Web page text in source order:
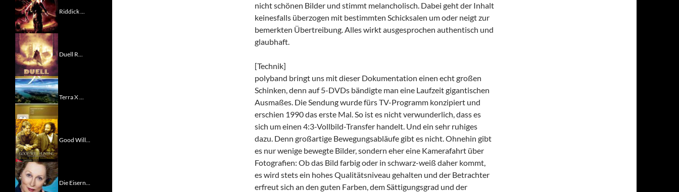
nicht schönen Bilder und stimmt melancholisch. Dabei geht der Inhalt
keinesfalls überzogen mit bestimmten Schicksalen um oder neigt zur
bemerkten Übertreibung. Alles wirkt ausgesprochen authentisch und
glaubhaft.
[Technik]
polyband bringt uns mit dieser Dokumentation einen echt großen
Schinken, denn auf 5-DVDs bändigte man eine Laufzeit gigantischen
Ausmaßes. Die Sendung wurde fürs TV-Programm konzipiert und
erschien 1990 das erste Mal. So ist es nicht verwunderlich, dass es
sich um einen 4:3-Vollbild-Transfer handelt. Und ein sehr ruhiges
dazu. Denn großartige Bewegungsabläufe gibt es nicht. Ohnehin gibt
es nur wenige bewegte Bilder, sondern eher eine Kamerafahrt über
Fotografien: Ob das Bild farbig oder in schwarz-weiß daher kommt,
es wird stets ein hohes Qualitätsniveau gehalten und der Betrachter
erfreut sich an den guten Farben, dem Sättigungsgrad und der
Riddick ...
Duell R...
Terra X ...
Good Will...
Die Eisern...